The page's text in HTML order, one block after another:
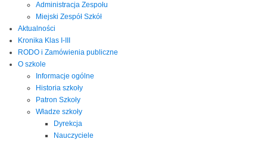
Administracja Zespołu
Miejski Zespół Szkół
Aktualności
Kronika Klas I-III
RODO i Zamówienia publiczne
O szkole
Informacje ogólne
Historia szkoły
Patron Szkoły
Władze szkoły
Dyrekcja
Nauczyciele